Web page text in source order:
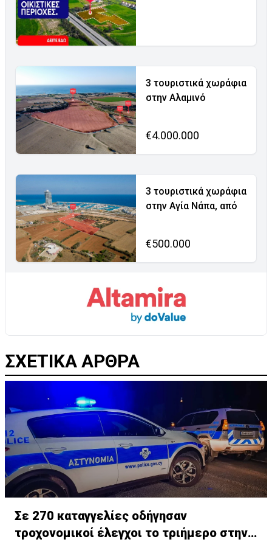
3 τουριστικά χωράφια
στην Αλαμινό
€4.000.000
3 τουριστικά χωράφια
στην Αγία Νάπα, από
€500.000
ΣΧΕΤΙΚΑ ΑΡΘΡΑ
Σε 270 καταγγελίες οδήγησαν
τροχονομικοί έλεγχοι το τριήμερο στην